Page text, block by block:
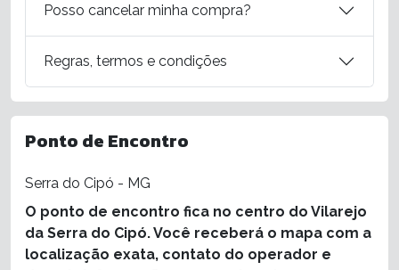
Posso cancelar minha compra?
Regras, termos e condições
Ponto de Encontro
Serra do Cipó - MG
O ponto de encontro fica no centro do Vilarejo
da Serra do Cipó. Você receberá o mapa com a
localização exata, contato do operador e